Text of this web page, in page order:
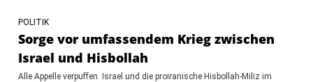
POLITIK
Sorge vor umfassendem Krieg zwischen
Israel und Hisbollah
Alle Appelle verpuffen. Israel und die proiranische Hisbollah-Miliz im